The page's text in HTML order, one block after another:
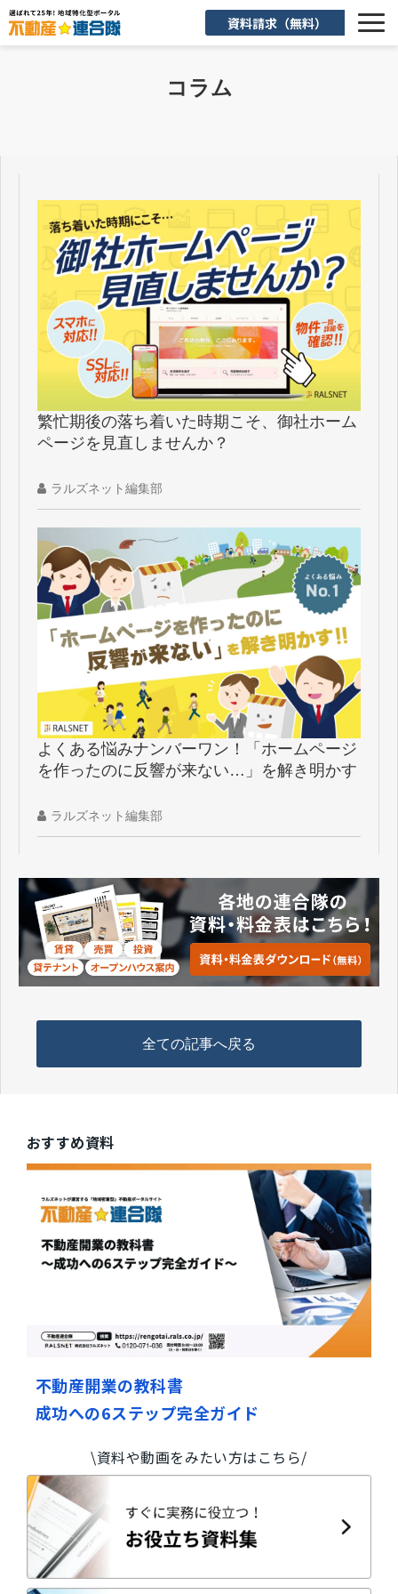
資料請求（無料）
お客様活用事例
よくあるご質問
お知らせ
お役立ち情報
コラム
繁忙期後の落ち着いた時期こそ、御社ホーム
ページを見直しませんか？
ラルズネット編集部
よくある悩みナンバーワン！「ホームページ
を作ったのに反響が来ない…」を解き明かす
ラルズネット編集部
全ての記事へ戻る
おすすめ資料
不動産開業の教科書
成功への6ステップ完全ガイド
\資料や動画をみたい方はこちら/